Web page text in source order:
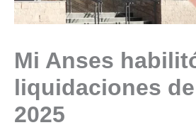
Mi Anses
liquidaciones
2025